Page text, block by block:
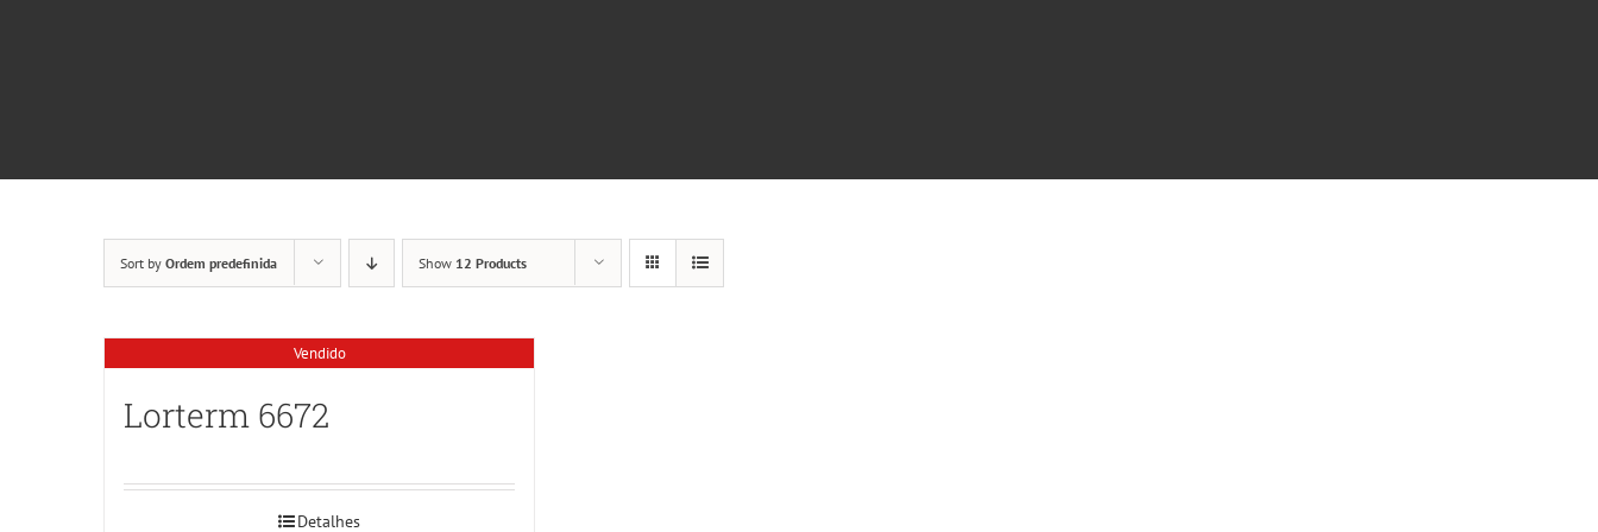
Sort by Ordem predefinida Show 12 Products
Vendido
Lorterm 6672
Detalhes